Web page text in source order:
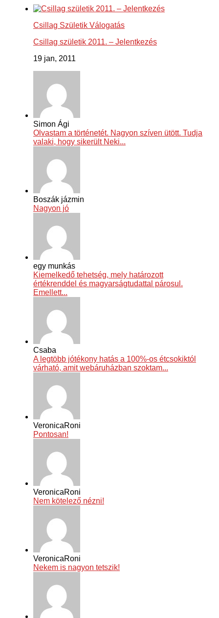
Csillag Születik Válogatás
Csillag születik 2011. – Jelentkezés
19 jan, 2011
Simon Ági
Olvastam a történetét. Nagyon szíven ütött. Tudja
valaki, hogy sikerült Neki...
Boszák jázmin
Nagyon jó
egy munkás
Kiemelkedő tehetség, mely határozott
értékrenddel és magyarságtudattal párosul.
Emellett...
Csaba
A legtöbb jótékony hatás a 100%-os étcsokiktól
várható, amit webáruházban szoktam...
VeronicaRoni
Pontosan!
VeronicaRoni
Nem kötelező nézni!
VeronicaRoni
Nekem is nagyon tetszik!